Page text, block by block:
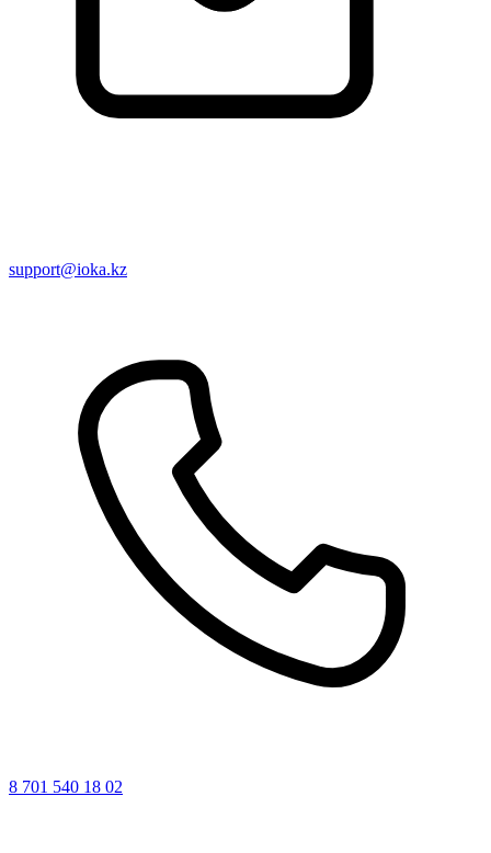
support@ioka.kz
8 701 540 18 02